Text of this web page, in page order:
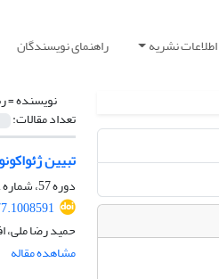
اطلاعات نشریه راهنمای نویسندگان
نویسنده =
تعداد مقالات:
تبیین
دوره 57، شماره 2، تابستان 1404، صفحه
حمید رضا ملی،
مشاهده مقاله